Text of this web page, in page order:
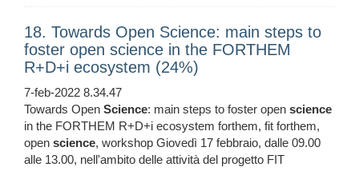
18. Towards Open Science: main steps to
foster open science in the FORTHEM
R+D+i ecosystem (24%)
7-feb-2022 8.34.47
Towards Open Science: main steps to foster open science
in the FORTHEM R+D+i ecosystem forthem, fit forthem,
open science, workshop Giovedì 17 febbraio, dalle 09.00
alle 13.00, nell'ambito delle attività del progetto FIT